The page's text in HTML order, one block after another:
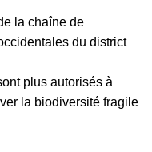
la chaîne de
du district
plus autorisés à
la biodiversité fragile